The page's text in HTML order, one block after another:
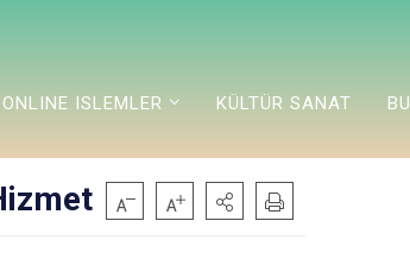
ONLINE ISLEMLER KÜLTÜR SANAT